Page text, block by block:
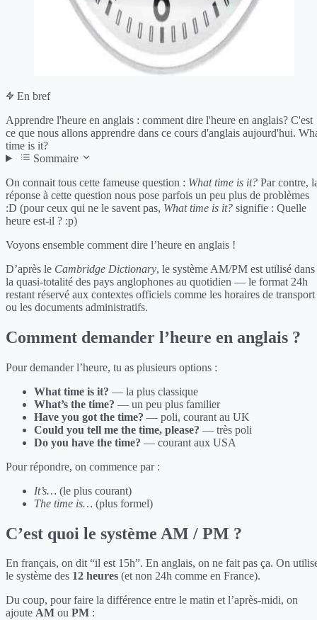
En bref
Apprendre l'heure en anglais : comment dire l'heure en anglais? C'est
ce que nous allons apprendre dans ce cours d'anglais aujourd'hui.
time is it?
Sommaire
On connait tous cette fameuse question : What time is it? Par contre,
réponse à cette question nous pose parfois un peu plus de problèmes
:D (pour ceux qui ne le savent pas, What time is it? signifie : Quelle
heure est-il ? :p)
Voyons ensemble comment dire l’heure en anglais !
D’après le Cambridge Dictionary, le système AM/PM est utilisé dans
la quasi-totalité des pays anglophones au quotidien — le format 24h
restant réservé aux contextes officiels comme les horaires de transport
ou les documents administratifs.
Comment demander l’heure en anglais ?
Pour demander l’heure, tu as plusieurs options :
What time is it? — la plus classique
What’s the time? — un peu plus familier
Have you got the time? — poli, courant au UK
Could you tell me the time, please? — très poli
Do you have the time? — courant aux USA
Pour répondre, on commence par :
It’s… (le plus courant)
The time is… (plus formel)
C’est quoi le système AM / PM ?
En français, on dit “il est 15h”. En anglais, on ne fait pas ça. On
le système des 12 heures (et non 24h comme en France).
Du coup, pour faire la différence entre le matin et l’après-midi, on
ajoute AM ou PM :